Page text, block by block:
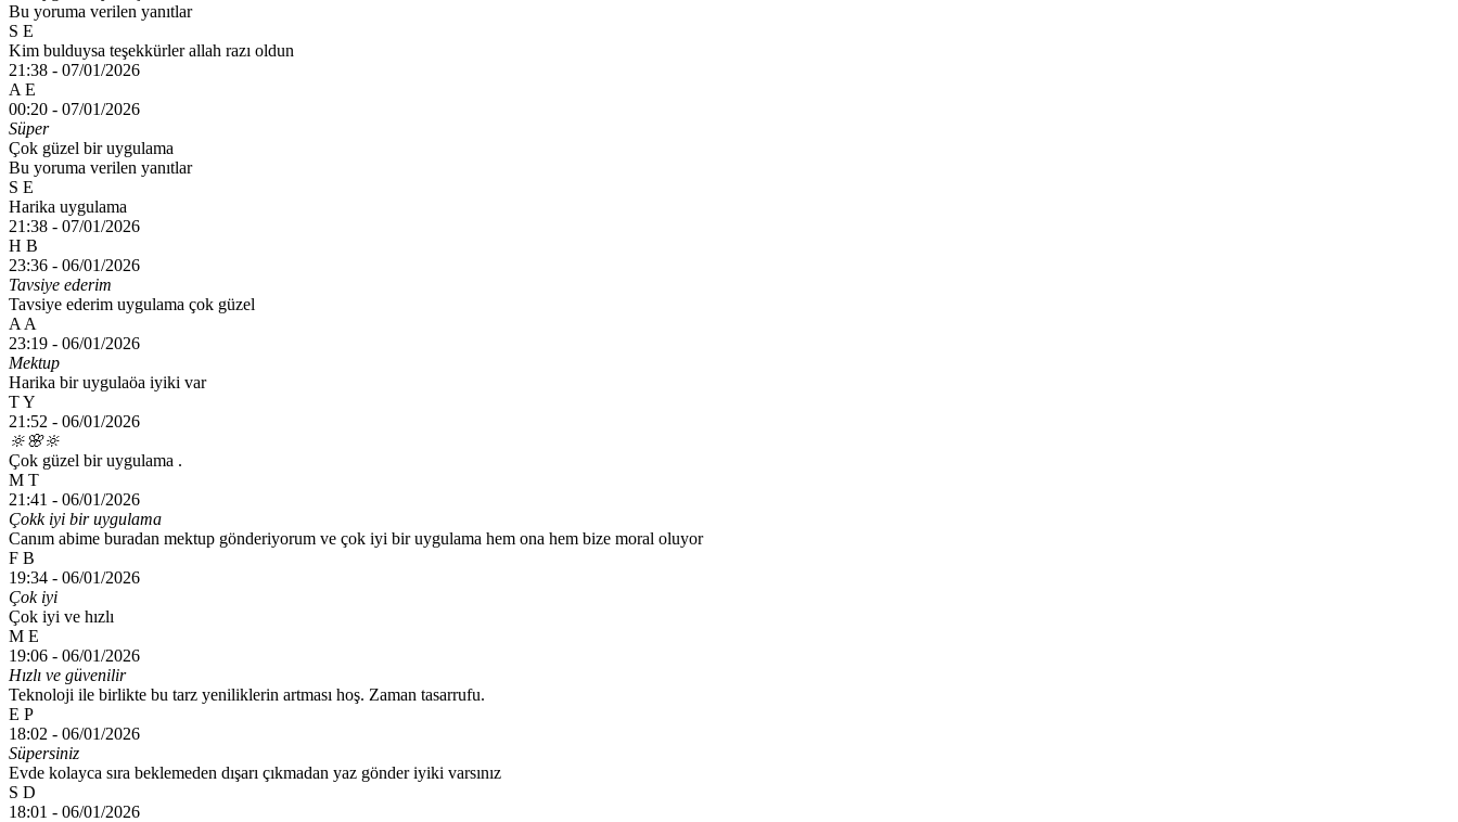
Bu yoruma verilen yanıtlar
S E
Kim bulduysa teşekkürler allah razı oldun
21:38 - 07/01/2026
A E
00:20 - 07/01/2026
Süper
Çok güzel bir uygulama
Bu yoruma verilen yanıtlar
S E
Harika uygulama
21:38 - 07/01/2026
H B
23:36 - 06/01/2026
Tavsiye ederim
Tavsiye ederim uygulama çok güzel
A A
23:19 - 06/01/2026
Mektup
Harika bir uygulaöa iyiki var
T Y
21:52 - 06/01/2026
🔆🌸🔆
Çok güzel bir uygulama .
M T
21:41 - 06/01/2026
Çokk iyi bir uygulama
Canım abime buradan mektup gönderiyorum ve çok iyi bir uygulama hem ona hem bize moral oluyor
F B
19:34 - 06/01/2026
Çok iyi
Çok iyi ve hızlı
M E
19:06 - 06/01/2026
Hızlı ve güvenilir
Teknoloji ile birlikte bu tarz yeniliklerin artması hoş. Zaman tasarrufu.
E P
18:02 - 06/01/2026
Süpersiniz
Evde kolayca sıra beklemeden dışarı çıkmadan yaz gönder iyiki varsınız
S D
18:01 - 06/01/2026